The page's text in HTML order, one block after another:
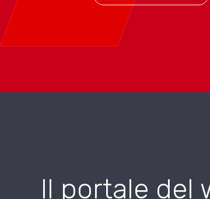
Il portale del